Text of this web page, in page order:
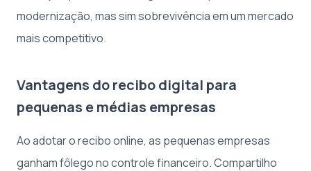
modernização, mas sim sobrevivência em um mercado
mais competitivo.
Vantagens do recibo digital para
pequenas e médias empresas
Ao adotar o recibo online, as pequenas empresas
ganham fôlego no controle financeiro. Compartilho